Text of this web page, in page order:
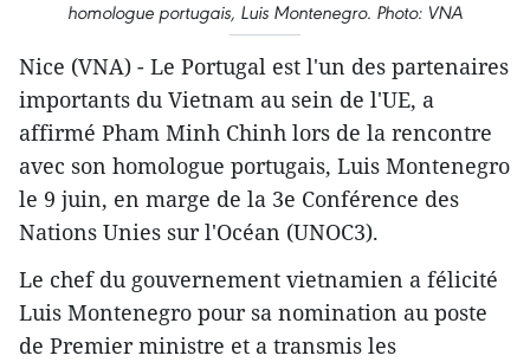
homologue portugais, Luis Montenegro. Photo: VNA
Nice (VNA) - Le Portugal est l'un des partenaires
importants du Vietnam au sein de l'UE, a
affirmé Pham Minh Chinh lors de la rencontre
avec son homologue portugais, Luis Montenegro
le 9 juin, en marge de la 3e Conférence des
Nations Unies sur l'Océan (UNOC3).
Le chef du gouvernement vietnamien a félicité
Luis Montenegro pour sa nomination au poste
de Premier ministre et a transmis les